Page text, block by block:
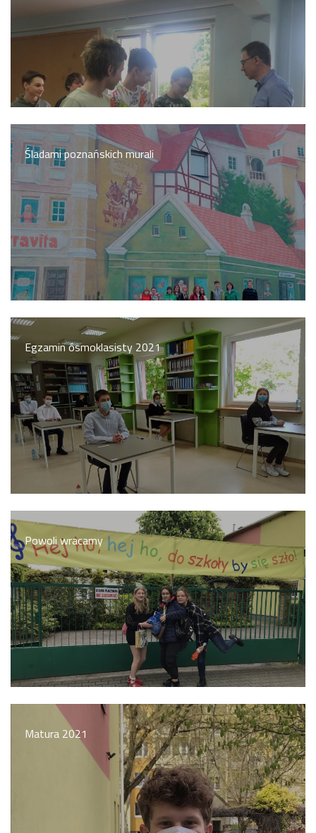
Śladami poznańskich murali
Egzamin ósmoklasisty 2021
Powoli wracamy
Matura 2021